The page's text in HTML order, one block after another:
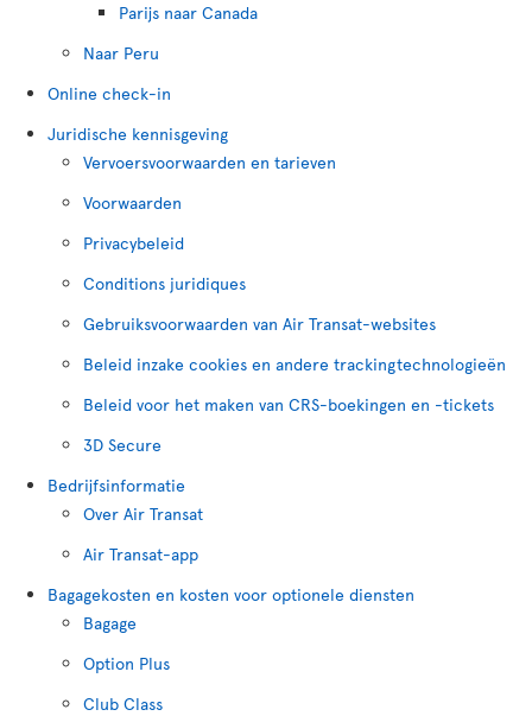
Parijs naar Canada
Naar Peru
Online check-in
Juridische kennisgeving
Vervoersvoorwaarden en tarieven
Voorwaarden
Privacybeleid
Conditions juridiques
Gebruiksvoorwaarden van Air Transat-websites
Beleid inzake cookies en andere trackingtechnologieën
Beleid voor het maken van CRS-boekingen en -tickets
3D Secure
Bedrijfsinformatie
Over Air Transat
Air Transat-app
Bagagekosten en kosten voor optionele diensten
Bagage
Option Plus
Club Class